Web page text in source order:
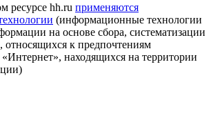
ресурсе hh.ru применяются
(информационные технологии
на основе сбора, систематизации
относящихся к предпочтениям
«Интернет», находящихся на территории